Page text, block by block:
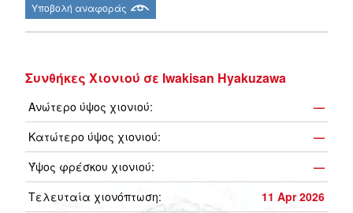
Υποβολή αναφοράς
Συνθήκες Χιονιού σε Iwakisan Hyakuzawa
Ανώτερο ύψος χιονιού:
—
Κατώτερο ύψος χιονιού:
—
Ύψος φρέσκου χιονιού:
—
Τελευταία χιονόπτωση:
11 Apr 2026